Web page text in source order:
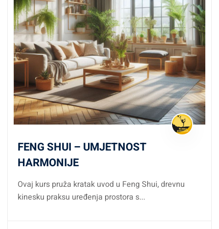
FENG SHUI – UMJETNOST
HARMONIJE
Ovaj kurs pruža kratak uvod u Feng Shui, drevnu
kinesku praksu uređenja prostora s...